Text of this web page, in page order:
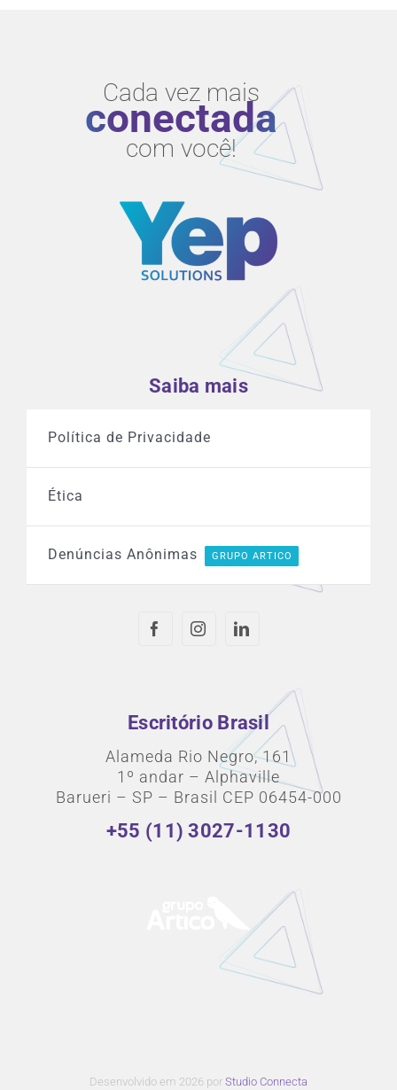
Cada vez mais
conectada
com você!
Saiba mais
Política de Privacidade
Ética
Denúncias Anônimas GRUPO ARTICO
Escritório Brasil
Alameda Rio Negro, 161
1º andar – Alphaville
Barueri – SP – Brasil CEP 06454-000
+55 (11) 3027-1130
Desenvolvido em 2026 por Studio Connecta